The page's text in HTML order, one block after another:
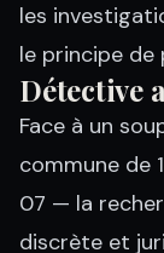
les
le principe
Détective
Face à un
commune de
07 — la
discrète et